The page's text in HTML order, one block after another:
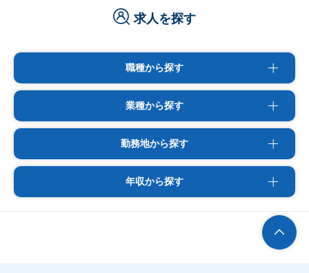
求人を探す
職種から探す
業種から探す
勤務地から探す
年収から探す